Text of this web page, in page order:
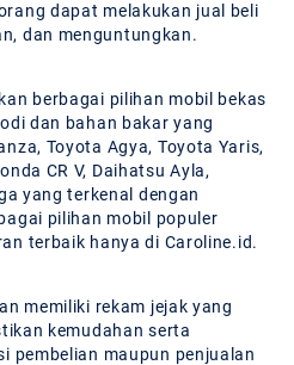
dapat melakukan jual beli
dan menguntungkan.
berbagai pilihan mobil bekas
dan bahan bakar yang
Toyota Agya, Toyota Yaris,
CR V, Daihatsu Ayla,
yang terkenal dengan
pilihan mobil populer
terbaik hanya di Caroline.id.
memiliki rekam jejak yang
kemudahan serta
pembelian maupun penjualan